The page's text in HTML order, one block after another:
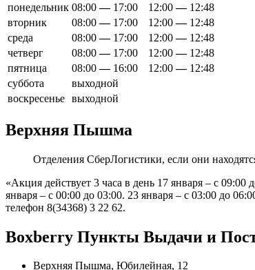
понедельник 08:00—17:00 12:00—12:48
вторник
08:00—17:00 12:00—12:48
среда
08:00—17:00 12:00—12:48
четверг
08:00—17:00 12:00—12:48
пятница
08:00—16:00 12:00—12:48
суббота
выходной
воскресенье выходной
Верхняя Пышма
Отделения СберЛогистики, если они
«Акция действует 3 часа в день 17 января – с
января – с 00:00 до 03:00. 23 января – с 03:00 до
телефон 8(34368) 3 22 62.
Boxberry Пункты Выдачи и
Верхняя Пышма, Юбилейная, 12